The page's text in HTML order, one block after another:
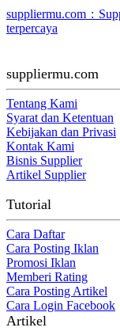
suppliermu.com :
terpercaya
suppliermu.com
Tentang Kami
Syarat dan Ketentuan
Kebijakan dan Privasi
Kontak Kami
Bisnis Supplier
Artikel Supplier
Tutorial
Cara Daftar
Cara Posting Iklan
Promosi Iklan
Memberi Rating
Cara Posting Artikel
Cara Login Facebook
Artikel